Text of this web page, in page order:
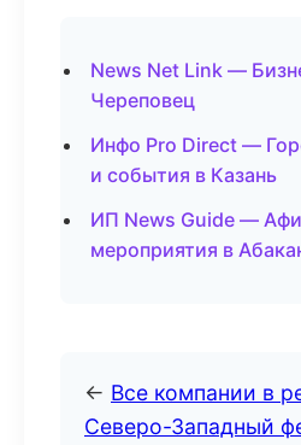
News Net Link —
Череповец
Инфо Pro Direct —
и события в Казань
ИП News Guide —
мероприятия в
← Все компании в
Северо-Западный